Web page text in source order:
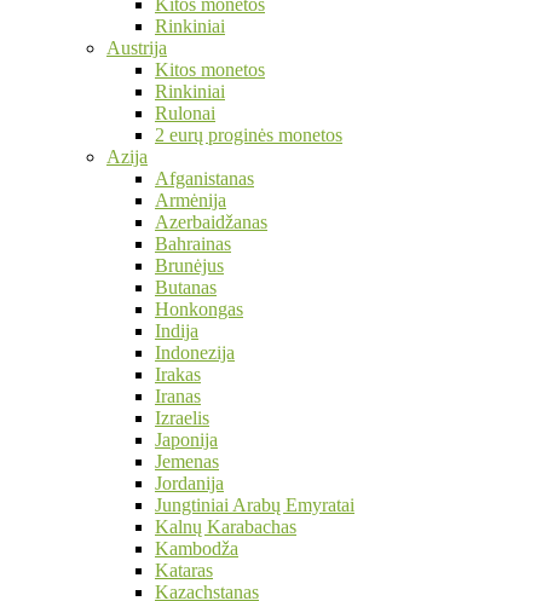
Kitos monetos
Rinkiniai
Austrija
Kitos monetos
Rinkiniai
Rulonai
2 eurų proginės monetos
Azija
Afganistanas
Armėnija
Azerbaidžanas
Bahrainas
Brunėjus
Butanas
Honkongas
Indija
Indonezija
Irakas
Iranas
Izraelis
Japonija
Jemenas
Jordanija
Jungtiniai Arabų Emyratai
Kalnų Karabachas
Kambodža
Kataras
Kazachstanas